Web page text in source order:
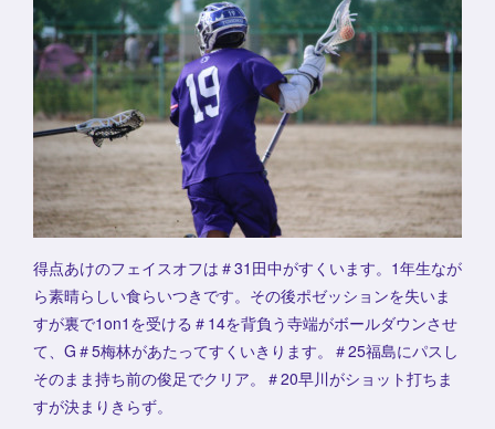
得点あけのフェイスオフは＃31田中がすくいます。1年生なが
ら素晴らしい食らいつきです。その後ポゼッションを失いま
すが裏で1on1を受ける＃14を背負う寺端がボールダウンさせ
て、G＃5梅林があたってすくいきります。＃25福島にパスし
そのまま持ち前の俊足でクリア。＃20早川がショット打ちま
すが決まりきらず。